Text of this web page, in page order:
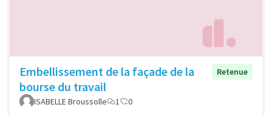
Embellissement de la façade de la
bourse du travail
Retenue
ISABELLE Broussolle 1 0